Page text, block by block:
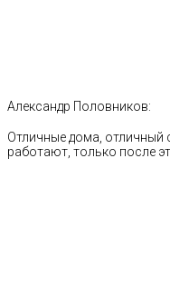
Александр Половников:
Отличные дома, отличный
работают, только после